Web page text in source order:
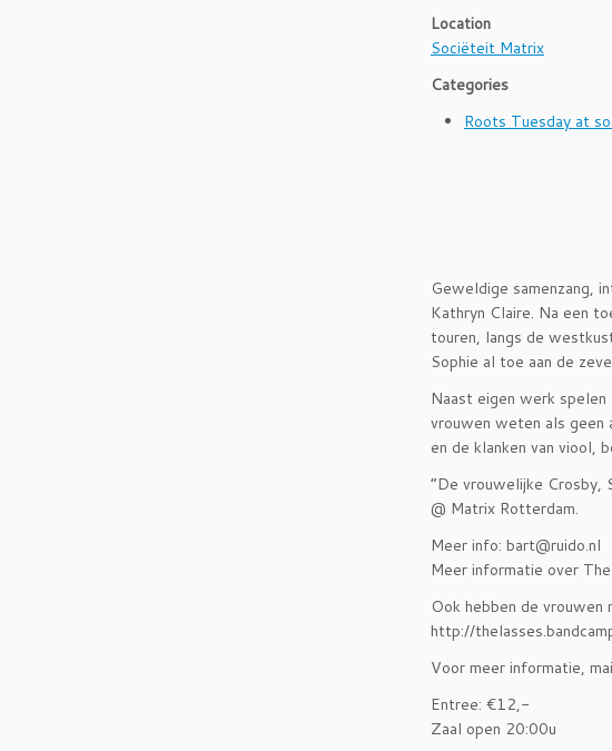
Location
Sociëteit Matrix
Categories
Roots Tuesday at
Geweldige samenzang,
Kathryn Claire. Na een
touren, langs de
Sophie al toe aan de
Naast eigen werk
vrouwen weten als geen
en de klanken van viool,
“De vrouwelijke Crosby,
@ Matrix Rotterdam.
Meer info: bart@ruido.nl
Meer informatie over
Ook hebben de vrouwen
http://
Voor meer informatie,
Entree: €12,-
Zaal open 20:00u